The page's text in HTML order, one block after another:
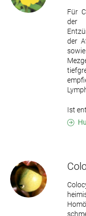
Für
der
der
Ist